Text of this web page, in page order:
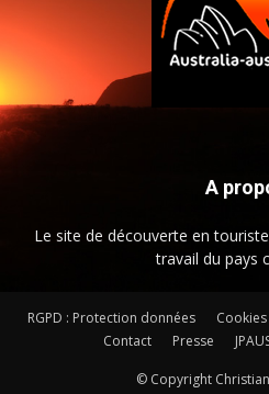
A
Le site de découverte en
travail du pays
RGPD : Protection données Cookies
Contact
Presse
© Copyright